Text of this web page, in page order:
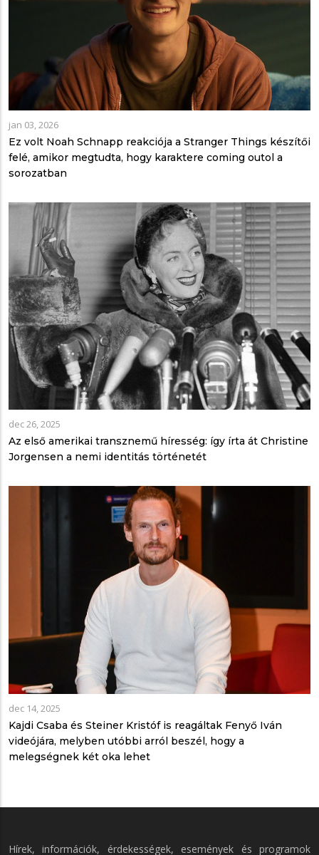
jan 03, 2026
Ez volt Noah Schnapp reakciója a Stranger Things készítői
felé, amikor megtudta, hogy karaktere coming outol a
sorozatban
dec 26, 2025
Az első amerikai transznemű híresség: így írta át Christine
Jorgensen a nemi identitás történetét
dec 14, 2025
Kajdi Csaba és Steiner Kristóf is reagáltak Fenyő Iván
videójára, melyben utóbbi arról beszél, hogy a
melegségnek két oka lehet
Hírek, információk, érdekességek, események és programok